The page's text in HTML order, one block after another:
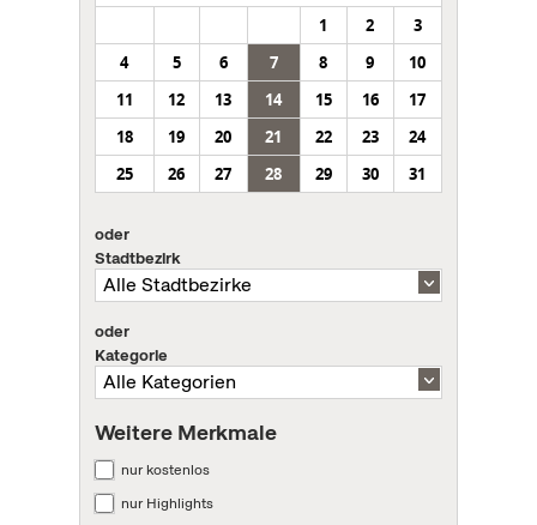
1
2
3
4
5 6 7 8 9
10
11
12 13 14 15 16
17
18
19 20 21 22 23
24
25
26 27 28 29 30 31
oder
Stadtbezirk
oder
Kategorie
Weitere Merkmale
nur kostenlos
nur Highlights